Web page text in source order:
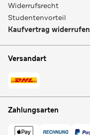
Widerrufsrecht
Studentenvorteil
Kaufvertrag widerrufen
Versandart
Zahlungsarten